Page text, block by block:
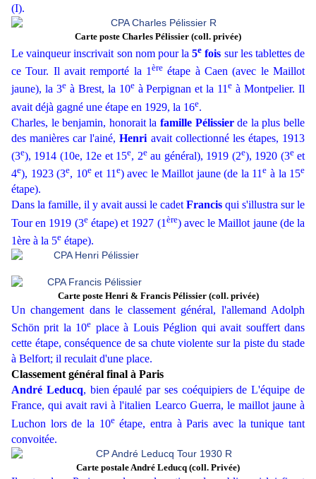
(I).
Carte poste Charles Pélissier (coll. privée)
Le vainqueur inscrivait son nom pour la5e fois sur les tablettes de
ce Tour. Il avait remporté la 1 ère étape à Caen (avec le Maillot
jaune), la 3eà Brest, la 10eà Perpignan et la 11e à Montpelier. Il
avait déjà gagné une étape en 1929, la 16e.
Charles, le benjamin, honorait la famille Pélissierde la plus belle
des manières car l'ainé,Henri avait collectionné les étapes, 1913
(3e), 1914 (10e, 12e et 15e, 2eau général), 1919 (2e), 1920 (3eet
4e), 1923 (3e, 10eet 11 e) avec le Maillot jaune (de la 11e à la 15e
étape).
Dans la famille, il y avait aussi le cadet Francis qui s'illustra sur le
Tour en 1919 (3eétape) et 1927 (1 ère) avec le Maillot jaune (de la
1ère à la 5e étape).
Carte poste Henri & Francis Pélissier (coll. privée)
Un changement dans le classement général, l'allemand Adolph
Schön prit la 10e place à Louis Péglion qui avait souffert dans
cette étape, conséquence de sa chute violente sur la piste du stade
à Belfort; il reculait d'une place.
Classement général final à Paris
André Leducq, bien épaulé par ses coéquipiers de L'équipe de
France, qui avait ravi à l'italien Learco Guerra, le maillot jaune à
Luchon lors de la 10eétape, entra à Paris avec la tunique tant
convoitée.
Carte postale André Leducq (coll. Privée)